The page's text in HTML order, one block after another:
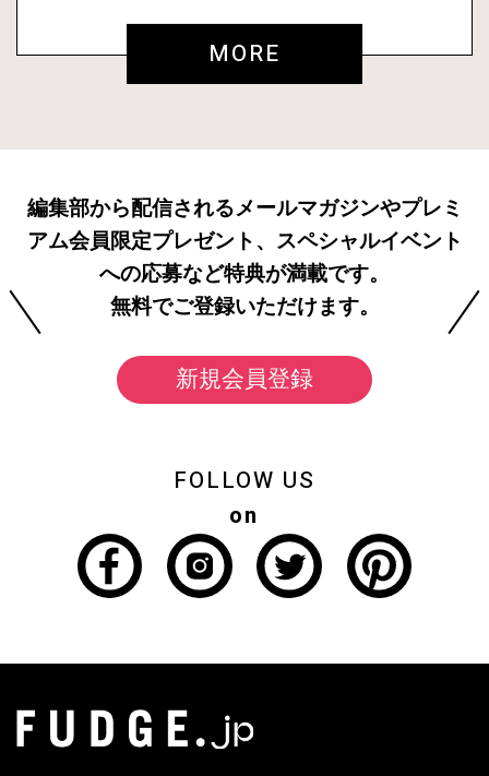
MORE
編集部から配信されるメールマガジンやプレミ
アム会員限定プレゼント、スペシャルイベント
への応募など特典が満載です。
無料でご登録いただけます。
新規会員登録
FOLLOW US
on